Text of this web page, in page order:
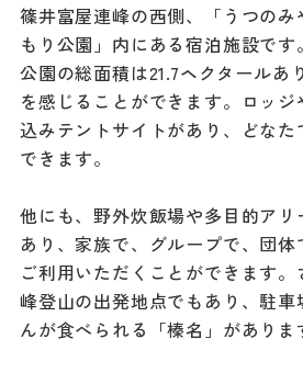
篠井富屋連峰の西側、「うつの
もり公園」内にある宿泊施設です
公園の総面積は21.7ヘクタールあ
を感じることができます。ロッ
込みテントサイトがあり、どな
できます。
他にも、野外炊飯場や多目的アリ
あり、家族で、グループで、団
ご利用いただくことができます
峰登山の出発地点でもあり、駐
んが食べられる「榛名」がありま